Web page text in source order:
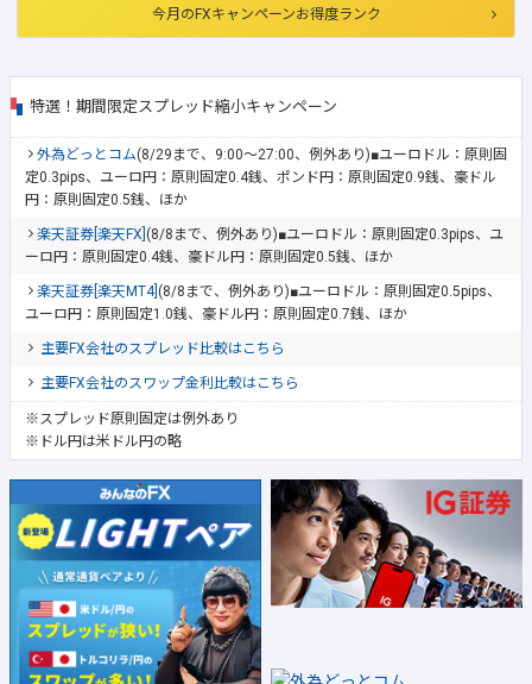
今月のFXキャンペーンお得度ランク
特選！期間限定スプレッド縮小キャンペーン
外為どっとコム(8/29まで、9:00～27:00、例外あり)■ユーロドル：原則固
定0.3pips、ユーロ円：原則固定0.4銭、ポンド円：原則固定0.9銭、豪ドル
円：原則固定0.5銭、ほか
楽天証券[楽天FX] (8/8まで、例外あり)■ユーロドル：原則固定0.3pips、ユ
ーロ円：原則固定0.4銭、豪ドル円：原則固定0.5銭、ほか
楽天証券[楽天MT4] (8/8まで、例外あり)■ユーロドル：原則固定0.5pips、
ユーロ円：原則固定1.0銭、豪ドル円：原則固定0.7銭、ほか
主要FX会社のスプレッド比較はこちら
主要FX会社のスワップ金利比較はこちら
※スプレッド原則固定は例外あり
※ドル円は米ドル円の略